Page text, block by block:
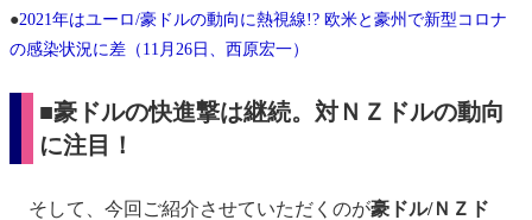
●2021年はユーロ/豪ドルの動向に熱視線!? 欧米と豪州で新型コロナ
の感染状況に差（11月26日、西原宏一）
■豪ドルの快進撃は継続。対ＮＺドルの動向
に注目！
そして、今回ご紹介させていただくのが豪ドル/ＮＺド